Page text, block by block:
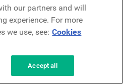
Alternative à Workvivo
Alternative à Unily
Alternative à Simpplr
Alternative à Jive
our partners and will
experience. For more
we use, see: Cookies
Accept all